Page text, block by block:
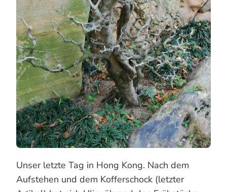
Unser letzte Tag in Hong Kong. Nach dem
Aufstehen und dem Kofferschock (letzter